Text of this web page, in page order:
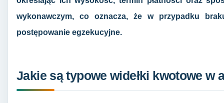
wykonawczym, co oznacza, że w przypadku
postępowanie egzekucyjne.
Jakie są typowe widełki kwotowe w